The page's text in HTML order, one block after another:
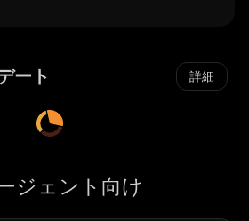
ート 詳細
ジェント向け